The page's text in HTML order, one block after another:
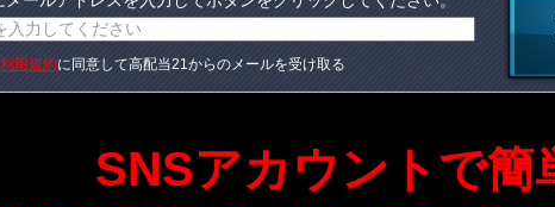
利用規約に同意して高配当21からのメールを受け取る
SNSアカウントで簡